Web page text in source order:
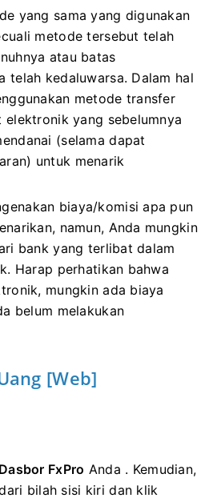
yang sama yang digunakan
metode tersebut telah
atau batas
telah kedaluwarsa. Dalam hal
metode transfer
elektronik yang sebelumnya
(selama dapat
untuk menarik
biaya/komisi apa pun
namun, Anda mungkin
bank yang terlibat dalam
Harap perhatikan bahwa
mungkin ada biaya
belum melakukan
[Web]
Dasbor FxPro Anda . Kemudian,
bilah sisi kiri dan klik